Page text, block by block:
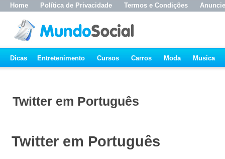
Home Política de Privacidade Termos e Condições Anuncie
Dicas Entretenimento Cursos Carros Moda Musica
Twitter em Português
Twitter em Português